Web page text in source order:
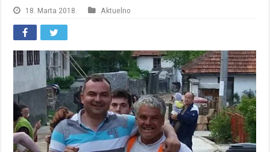
18. Marta 2018. Aktuelno